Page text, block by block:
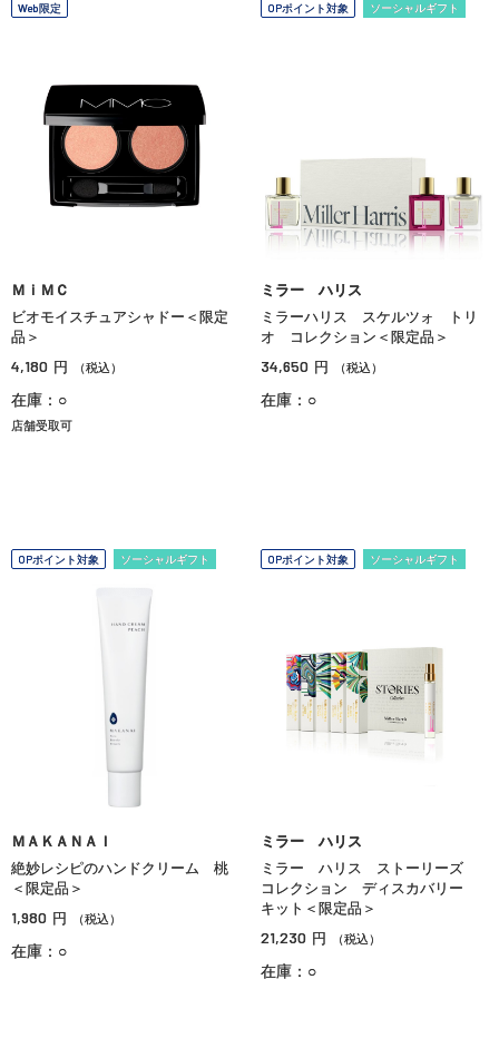
Web限定
ＭｉＭＣ
ビオモイスチュアシャドー＜限定
品＞
4,180 円 （税込）
在庫：○
店舗受取可
OPポイント対象 ソーシャルギフト
ミラー ハリス
ミラーハリス スケルツォ トリ
オ コレクション＜限定品＞
34,650 円 （税込）
在庫：○
OPポイント対象 ソーシャルギフト
ＭＡＫＡＮＡＩ
絶妙レシピのハンドクリーム 桃
＜限定品＞
1,980 円 （税込）
在庫：○
OPポイント対象 ソーシャルギフト
ミラー ハリス
ミラー ハリス ストーリーズ
コレクション ディスカバリー
キット＜限定品＞
21,230 円 （税込）
在庫：○